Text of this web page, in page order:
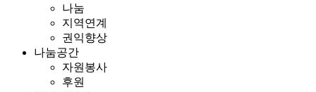
나눔
지역연계
권익향상
나눔공간
자원봉사
후원